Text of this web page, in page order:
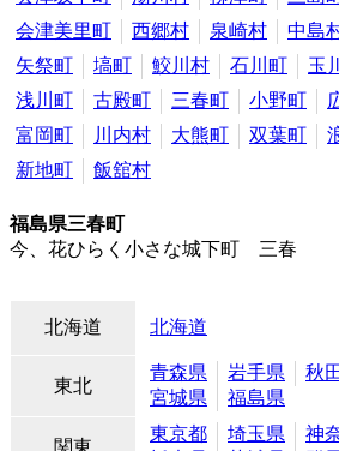
会津美里町
西郷村 泉崎村 中島
矢祭町
塙町 鮫川村 石川町 玉
浅川町
古殿町 三春町 小野町
富岡町
川内村 大熊町 双葉町
新地町
飯舘村
福島県三春町
今、花ひらく小さな城下町 三春
北海道 北海道
東北
青森県 岩手県 秋
宮城県
福島県
関東
東京都 埼玉県 神